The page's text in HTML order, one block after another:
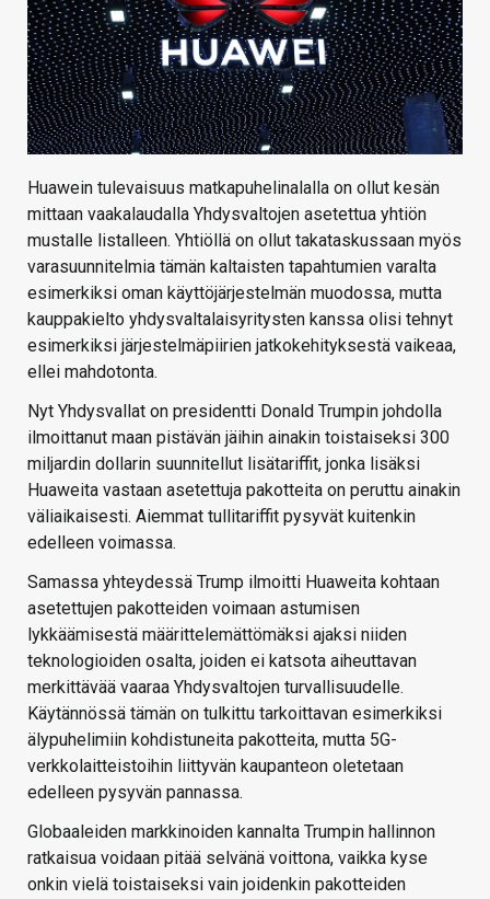
Huawein tulevaisuus matkapuhelinalalla on ollut kesän
mittaan vaakalaudalla Yhdysvaltojen asetettua yhtiön
mustalle listalleen. Yhtiöllä on ollut takataskussaan myös
varasuunnitelmia tämän kaltaisten tapahtumien varalta
esimerkiksi oman käyttöjärjestelmän muodossa, mutta
kauppakielto yhdysvaltalaisyritysten kanssa olisi tehnyt
esimerkiksi järjestelmäpiirien jatkokehityksestä vaikeaa,
ellei mahdotonta.
Nyt Yhdysvallat on presidentti Donald Trumpin johdolla
ilmoittanut maan pistävän jäihin ainakin toistaiseksi 300
miljardin dollarin suunnitellut lisätariffit, jonka lisäksi
Huaweita vastaan asetettuja pakotteita on peruttu ainakin
väliaikaisesti. Aiemmat tullitariffit pysyvät kuitenkin
edelleen voimassa.
Samassa yhteydessä Trump ilmoitti Huaweita kohtaan
asetettujen pakotteiden voimaan astumisen
lykkäämisestä määrittelemättömäksi ajaksi niiden
teknologioiden osalta, joiden ei katsota aiheuttavan
merkittävää vaaraa Yhdysvaltojen turvallisuudelle.
Käytännössä tämän on tulkittu tarkoittavan esimerkiksi
älypuhelimiin kohdistuneita pakotteita, mutta 5G-
verkkolaitteistoihin liittyvän kaupanteon oletetaan
edelleen pysyvän pannassa.
Globaaleiden markkinoiden kannalta Trumpin hallinnon
ratkaisua voidaan pitää selvänä voittona, vaikka kyse
onkin vielä toistaiseksi vain joidenkin pakotteiden